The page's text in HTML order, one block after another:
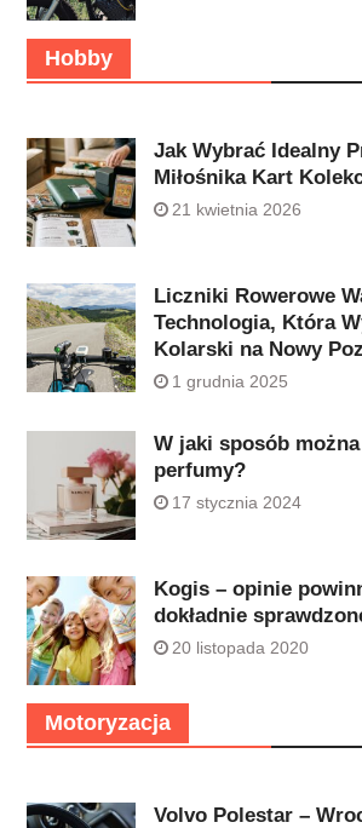
Hobby
Jak Wybrać Idealny
Miłośnika Kart
21 kwietnia 2026
Liczniki Rowerowe
Technologia, Która
Kolarski na Nowy
1 grudnia 2025
W jaki sposób
perfumy?
17 stycznia 2024
Kogis – opinie
dokładnie
20 listopada 2020
Motoryzacja
Volvo Polestar –